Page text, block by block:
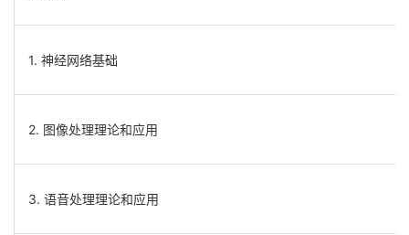
1. 神经网络基础
2. 图像处理理论和应用
3. 语音处理理论和应用